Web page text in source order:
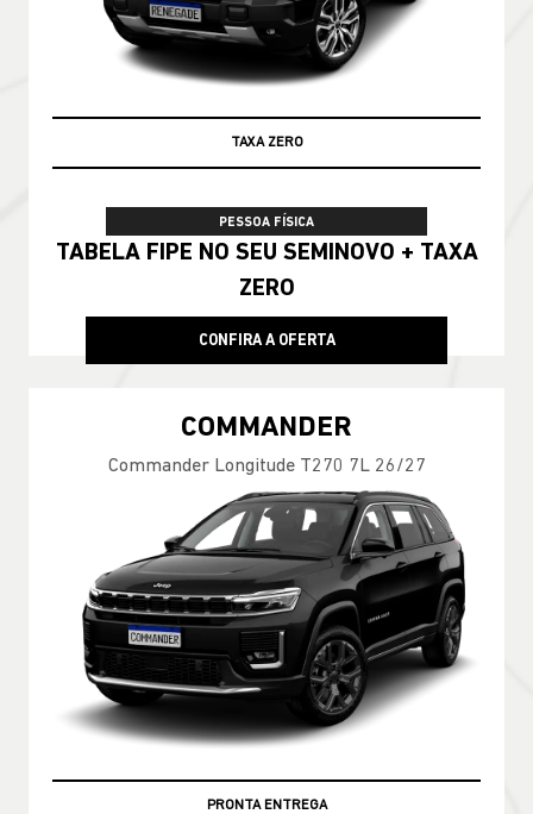
TAXA ZERO
PESSOA FÍSICA
TABELA FIPE NO SEU SEMINOVO + TAXA
ZERO
CONFIRA A OFERTA
COMMANDER
Commander Longitude T270 7L 26/27
PRONTA ENTREGA